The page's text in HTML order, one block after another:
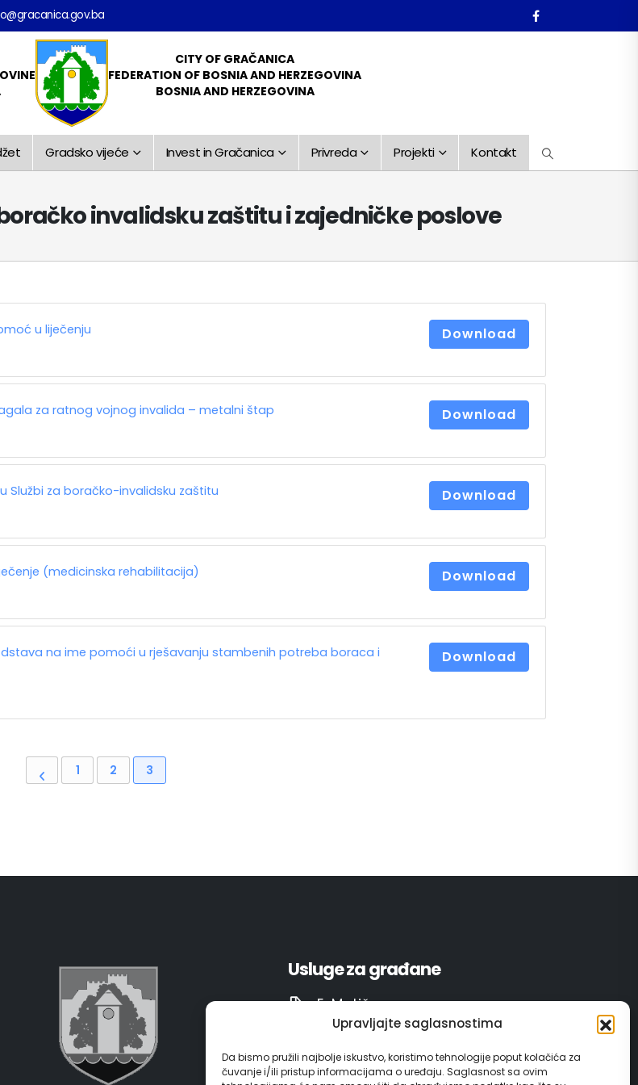
Upravljajte saglasnostima
Da bismo pružili najbolje iskustvo, koristimo tehnologije poput kolačića za
čuvanje i/ili pristup informacijama o uređaju. Saglasnost sa ovim
CITY OF GRAČANICA
FEDERATION OF BOSNIA AND HERZEGOVINA
BOSNIA AND HERZEGOVINA
Gradsko vijeće Invest in Gračanica Privreda Projekti Kontakt
invalidsku zaštitu i zajedničke poslove
u liječenju Download
za ratnog vojnog invalida – metalni štap Download
Službi za boračko-invalidsku zaštitu Download
(medicinska rehabilitacija) Download
na ime pomoći u rješavanju stambenih potreba boraca i
Download
1 2 3
Usluge za građane
E-Matičar